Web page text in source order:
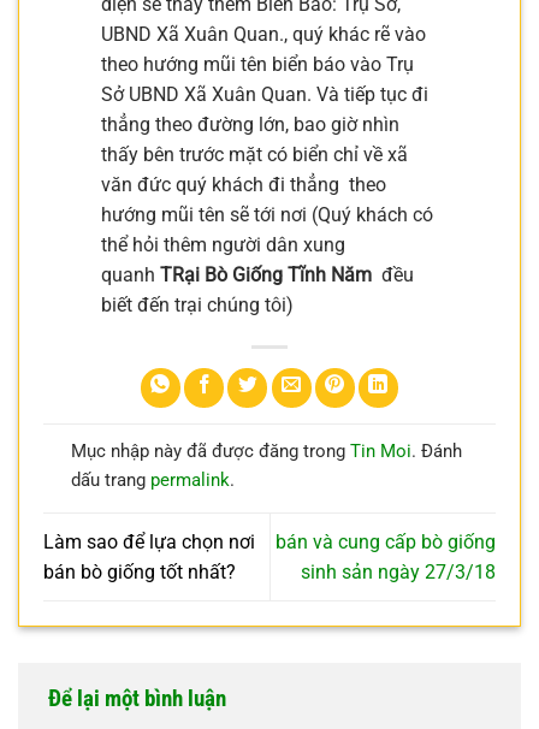
UBND Xã Xuân Quan., quý khác rẽ vào
theo hướng mũi tên biển báo vào Trụ
Sở UBND Xã Xuân Quan. Và tiếp tục đi
thẳng theo đường lớn, bao giờ nhìn
thấy bên trước mặt có biển chỉ về xã
văn đức quý khách đi thẳng theo
hướng mũi tên sẽ tới nơi (Quý khách có
thể hỏi thêm người dân xung
quanh TRại Bò Giống Tĩnh Năm đều
biết đến trại chúng tôi)
Mục nhập này đã được đăng trong Tin Moi. Đánh
dấu trang permalink.
Làm sao để lựa chọn nơi
bán bò giống tốt nhất?
bán và cung cấp bò giống
sinh sản ngày 27/3/18
Để lại một bình luận